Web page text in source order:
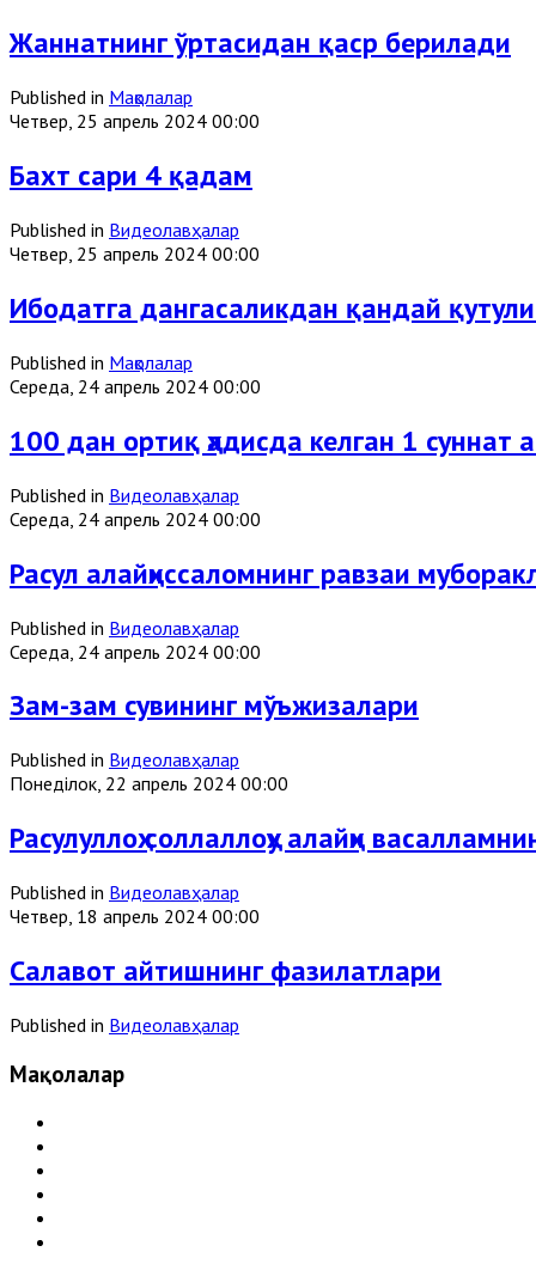
Жаннатнинг ўртасидан қаср берилади
Published in Мақолалар
Четвер, 25 апрель 2024 00:00
Бахт сари 4 қадам
Published in Видеолавҳалар
Четвер, 25 апрель 2024 00:00
Ибодатга дангасаликдан қандай
Published in Мақолалар
Середа, 24 апрель 2024 00:00
100 дан ортиқ ҳадисда келган 1 суннат
Published in Видеолавҳалар
Середа, 24 апрель 2024 00:00
Расул алайҳиссаломнинг равзаи
Published in Видеолавҳалар
Середа, 24 апрель 2024 00:00
Зам-зам сувининг мўъжизалари
Published in Видеолавҳалар
Понеділок, 22 апрель 2024 00:00
Расулуллоҳ соллаллоҳу алайҳи
Published in Видеолавҳалар
Четвер, 18 апрель 2024 00:00
Салавот айтишнинг фазилатлари
Published in Видеолавҳалар
Мақолалар